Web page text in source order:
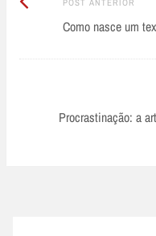
navigationComo nasce um
Procrastinação: a